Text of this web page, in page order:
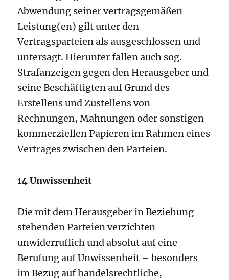
Abwendung seiner vertragsgemäßen
Leistung(en) gilt unter den
Vertragsparteien als ausgeschlossen und
untersagt. Hierunter fallen auch sog.
Strafanzeigen gegen den Herausgeber und
seine Beschäftigten auf Grund des
Erstellens und Zustellens von
Rechnungen, Mahnungen oder sonstigen
kommerziellen Papieren im Rahmen eines
Vertrages zwischen den Parteien.
14 Unwissenheit
Die mit dem Herausgeber in Beziehung
stehenden Parteien verzichten
unwiderruflich und absolut auf eine
Berufung auf Unwissenheit – besonders
im Bezug auf handelsrechtliche,